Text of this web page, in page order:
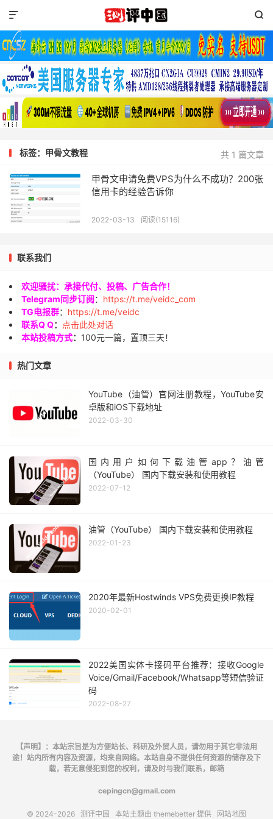


共 1 篇文章
标签：甲骨文教程
甲骨文申请免费VPS为什么不成功？200张
信用卡的经验告诉你
2022-03-13 阅读(15116)
联系我们
欢迎骚扰：承接代付、投稿、广告合作！
Telegram同步订阅： https://t.me/veidc_com
TG电报群： https://t.me/veidc
联系Q Q：
点击此处对话
本站投稿方式： 100元一篇，置顶三天！
热门文章
YouTube（油管）官网注册教程，YouTube安
卓版和iOS下载地址
2022-03-30
国内用户如何下载油管app？油管
（YouTube） 国内下载安装和使用教程
2022-07-12
油管（YouTube） 国内下载安装和使用教程
2022-01-23
2020年最新Hostwinds VPS免费更换IP教程
2020-02-01
2022美国实体卡接码平台推荐：接收Google
Voice/Gmail/Facebook/Whatsapp等短信验证
码
2022-08-27
【声明】：本站宗旨是为方便站长、科研及外贸人员，请勿用于其它非法用
途！站内所有内容及资源，均来自网络。本站自身不提供任何资源的储存及下
载，若无意侵犯到您的权利，请及时与我们联系，邮箱
cepingcn@gmail.com
© 2024-2026 测评中国 本站主题由 themebetter 提供 网站地图